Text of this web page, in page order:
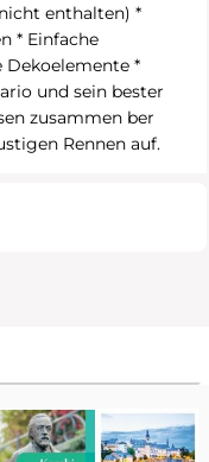
enthalten) *
* Einfache
Dekoelemente *
und sein bester
zusammen ber
Rennen auf.